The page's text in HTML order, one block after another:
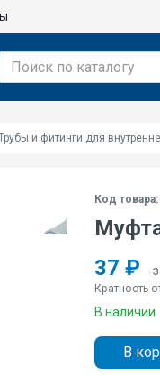
и фитинги для
Код товара:
37 ₽
Кратность
В наличии
В